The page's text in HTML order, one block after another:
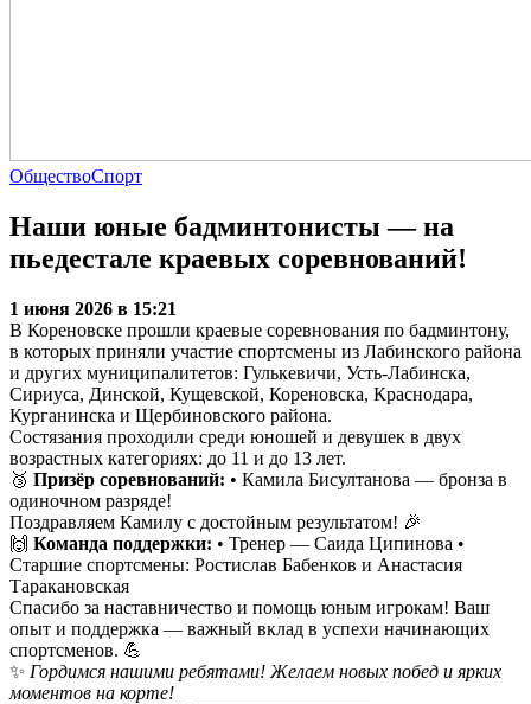
ОбществоСпорт
Наши юные бадминтонисты — на
пьедестале краевых соревнований!
1 июня 2026 в 15:21
В Кореновске прошли краевые соревнования по бадминтону,
в которых приняли участие спортсмены из Лабинского района
и других муниципалитетов: Гулькевичи, Усть-Лабинска,
Сириуса, Динской, Кущевской, Кореновска, Краснодара,
Курганинска и Щербиновского района.
Состязания проходили среди юношей и девушек в двух
возрастных категориях: до 11 и до 13 лет.
🥉 Призёр соревнований: • Камила Бисултанова — бронза в
одиночном разряде!
Поздравляем Камилу с достойным результатом! 🎉
🙌 Команда поддержки: • Тренер — Саида Ципинова •
Старшие спортсмены: Ростислав Бабенков и Анастасия
Таракановская
Спасибо за наставничество и помощь юным игрокам! Ваш
опыт и поддержка — важный вклад в успехи начинающих
спортсменов. 💪
✨ Гордимся нашими ребятами! Желаем новых побед и ярких
моментов на корте!